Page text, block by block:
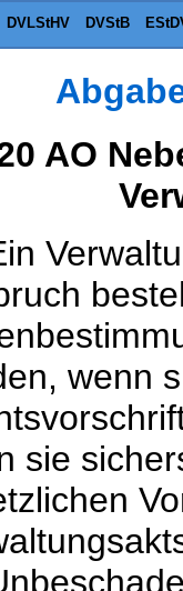
DVLStHV DVStB
AO
wenn
sie